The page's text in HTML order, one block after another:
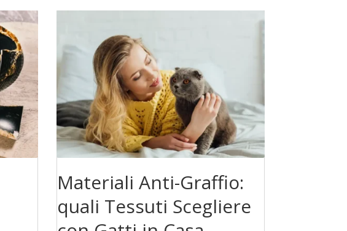
Materiali Anti-Graffio:
quali Tessuti Scegliere